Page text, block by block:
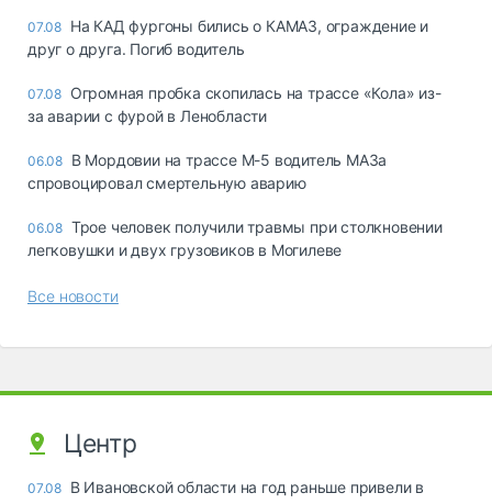
07.08 На КАД фургоны бились о КАМАЗ, ограждение и
друг о друга. Погиб водитель
07.08 Огромная пробка скопилась на трассе «Кола» из-
за аварии с фурой в Ленобласти
06.08 В Мордовии на трассе М-5 водитель МАЗа
спровоцировал смертельную аварию
06.08 Трое человек получили травмы при столкновении
легковушки и двух грузовиков в Могилеве
Все новости
Центр
07.08 В Ивановской области на год раньше привели в